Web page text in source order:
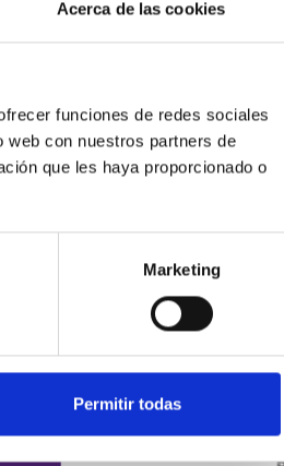
Acerca de las cookies
funciones de redes sociales
web con nuestros partners de
que les haya proporcionado o
Marketing
Permitir todas